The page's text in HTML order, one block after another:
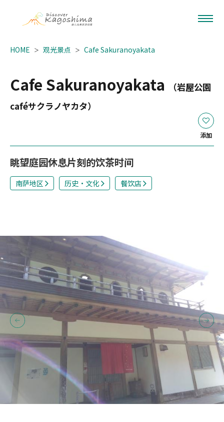
HOME 观光景点 Cafe Sakuranoyakata
Cafe Sakuranoyakata
（岩屋公園
caféサクラノヤカタ）
添加
眺望庭园休息片刻的饮茶时间
南萨地区 历史・文化 餐饮店